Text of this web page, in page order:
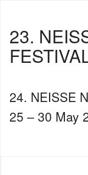
23.
24. NEISSE
25 – 30 May